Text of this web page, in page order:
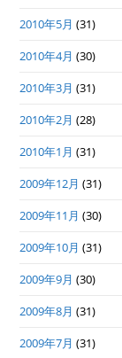
2010年5月 (31)
2010年4月 (30)
2010年3月 (31)
2010年2月 (28)
2010年1月 (31)
2009年12月 (31)
2009年11月 (30)
2009年10月 (31)
2009年9月 (30)
2009年8月 (31)
2009年7月 (31)